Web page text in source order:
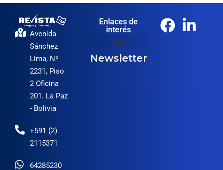
Avenida
Sánchez
Lima, Nº
2231, Piso
2 Oficina
201. La Paz
- Bolivia
+591 (2)
2115371
64285230
Enlaces de
interés
Newsletter